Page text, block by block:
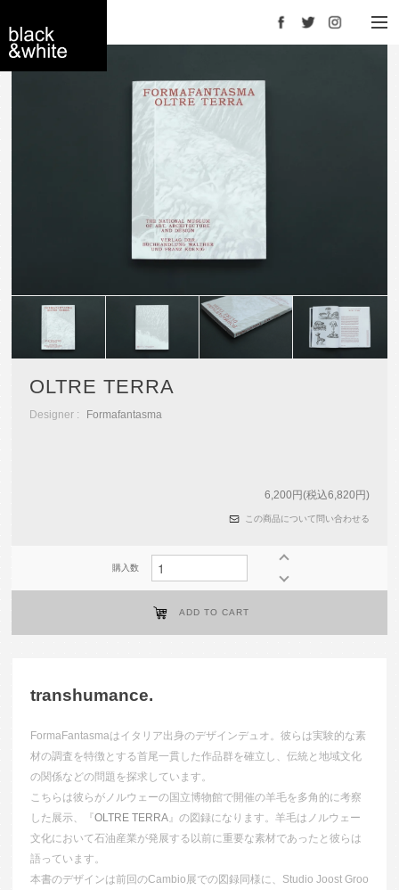
YOKOHAMA
Facebook
TwitterInstagram
OLTRE TERRA
Designer : Formafantasma
6,200円(税込6,820円)
この商品について問い合わせる
購入数
ADD TO CART
transhumance.
FormaFantasmaはイタリア出身のデザインデュオ。彼らは実験的な素
材の調査を特徴とする首尾一貫した作品群を確立し、伝統と地域文化
の関係などの問題を探求しています。
こちらは彼らがノルウェーの国立博物館で開催の羊毛を多角的に考察
した展示、『OLTRE TERRA』の図録になります。羊毛はノルウェー
文化において石油産業が発展する以前に重要な素材であったと彼らは
語っています。
本書のデザインは前回のCambio展での図録同様に、Studio Joost Groo